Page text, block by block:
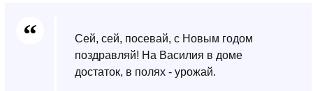
Сей, сей, посевай, с Новым годом
поздравляй! На Василия в доме
достаток, в полях - урожай.